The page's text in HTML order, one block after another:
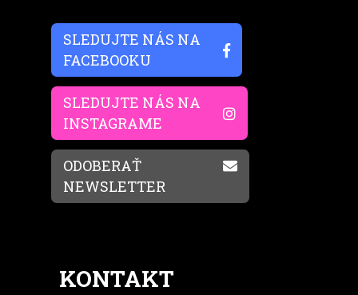
SLEDUJTE NÁS NA
FACEBOOKU
SLEDUJTE NÁS NA
INSTAGRAME
ODOBERAŤ
NEWSLETTER
KONTAKT